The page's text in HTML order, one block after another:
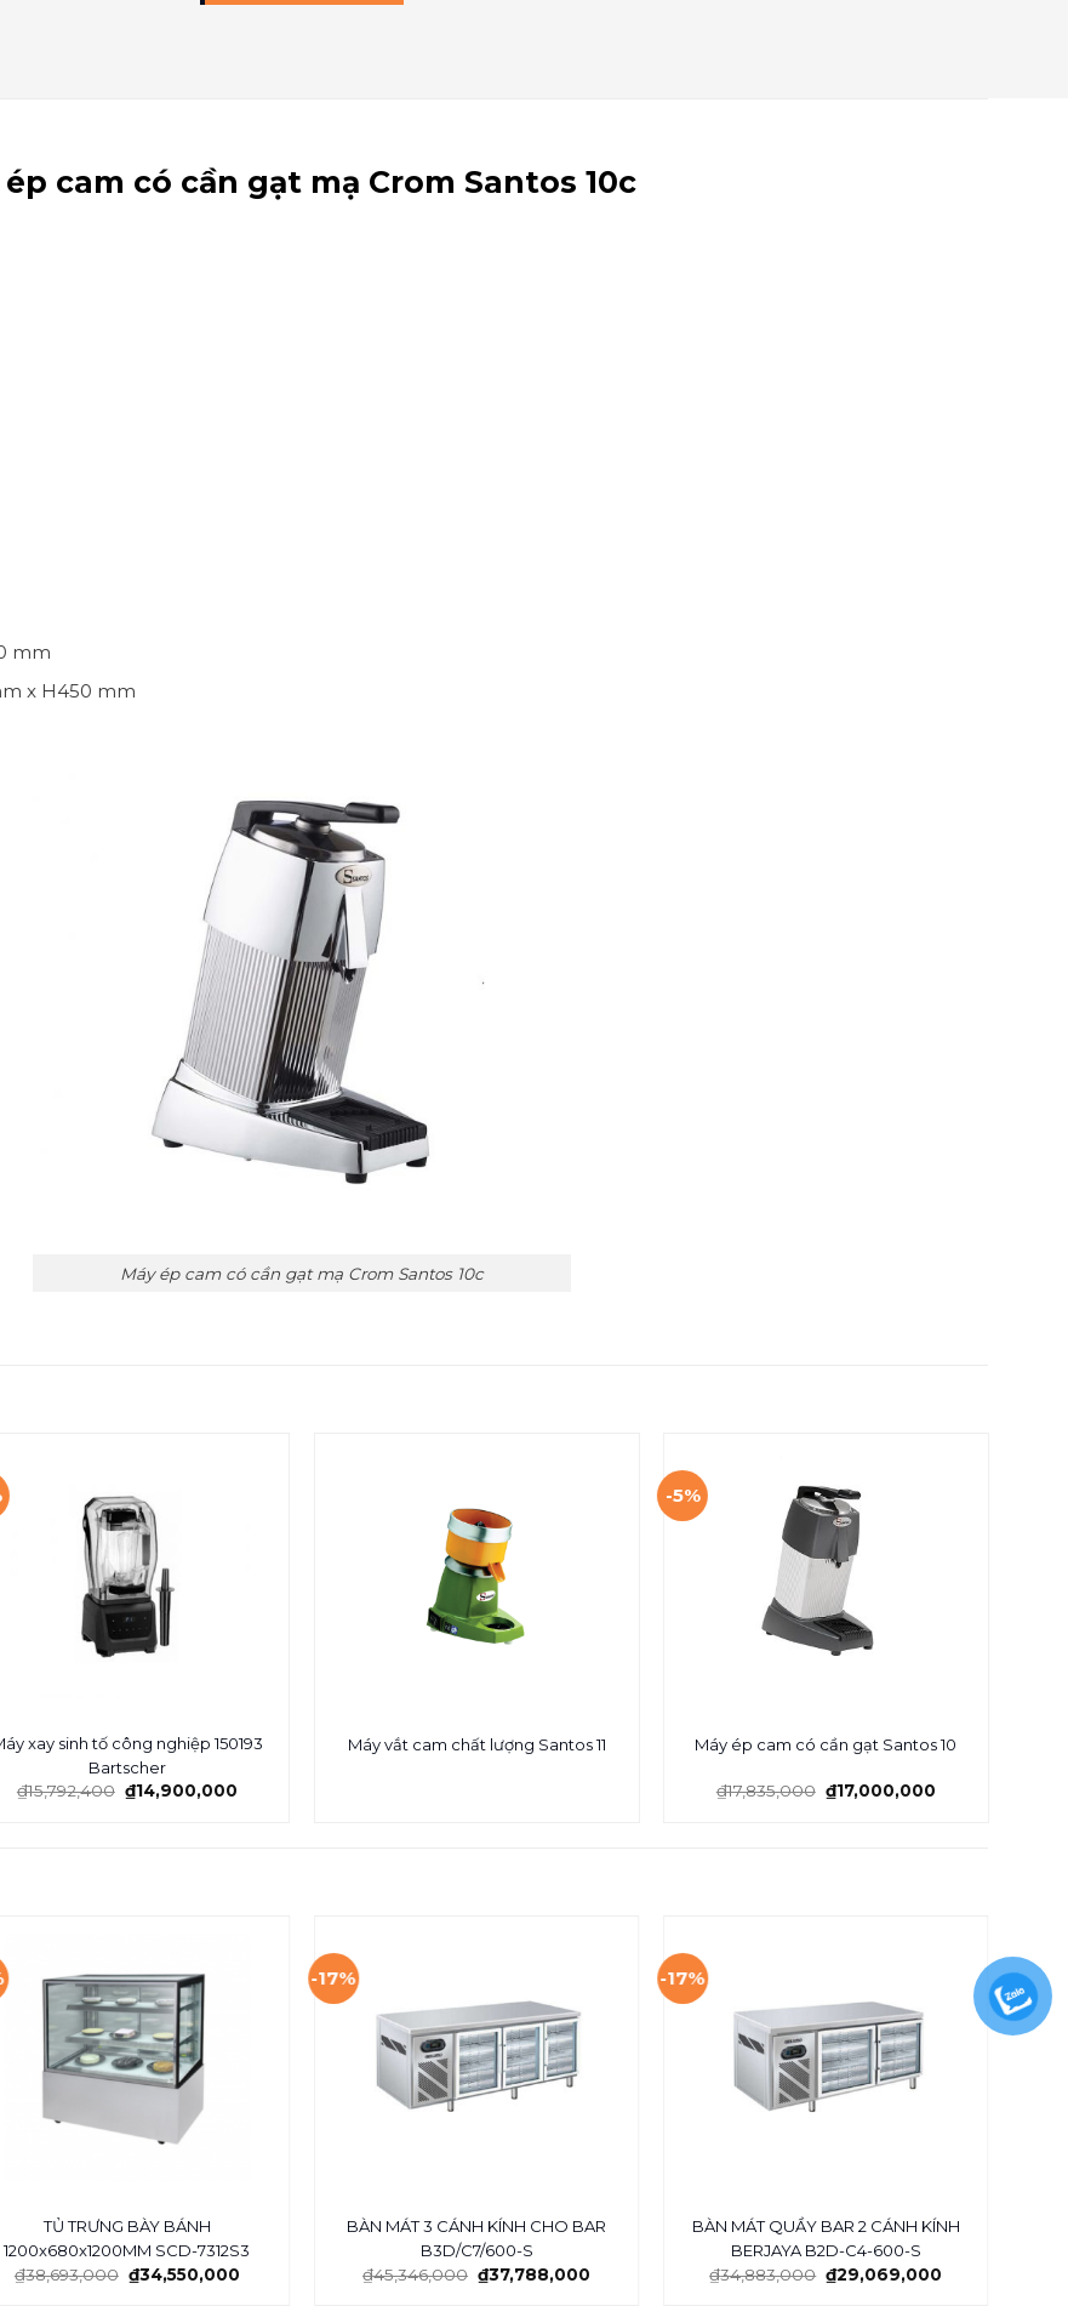
cam có cần gạt mạ Crom Santos 10c
mm
x H450 mm
Máy ép cam có cần gạt mạ Crom Santos 10c
xay sinh tố công nghiệp 150193
Bartscher
₫15,792,400 ₫14,900,000
Máy vắt cam chất lượng Santos 11
-5%
Máy ép cam có cần gạt Santos 10
₫17,835,000 ₫17,000,000
TỦ TRƯNG BÀY BÁNH
1200x680x1200MM SCD-7312S3
₫38,693,000 ₫34,550,000
-17%
BÀN MÁT 3 CÁNH KÍNH CHO BAR
B3D/C7/600-S
₫45,346,000 ₫37,788,000
-17%
BÀN MÁT QUẦY BAR 2 CÁNH KÍNH
BERJAYA B2D-C4-600-S
₫34,883,000 ₫29,069,000
-17%